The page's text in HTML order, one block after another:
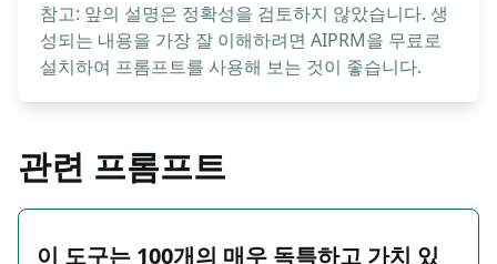
참고: 앞의 설명은 정확성을 검토하지 않았습니다. 생
성되는 내용을 가장 잘 이해하려면 AIPRM을 무료로
설치하여 프롬프트를 사용해 보는 것이 좋습니다.
관련 프롬프트
이 도구는 100개의 매우 독특하고 가치 있